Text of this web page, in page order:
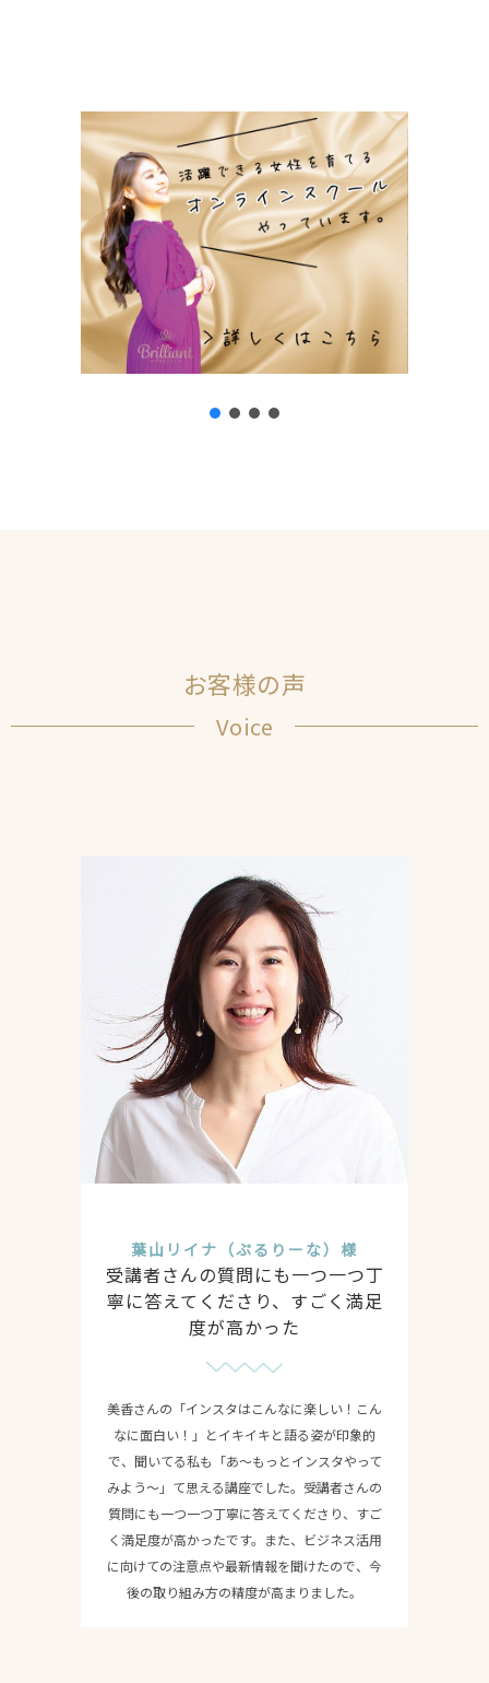
お客様の声
Voice
葉山リイナ（ぷるりーな）様
受講者さんの質問にも一つ一つ丁
寧に答えてくださり、すごく満足
度が高かった
美香さんの「インスタはこんなに楽しい！こん
なに面白い！」とイキイキと語る姿が印象的
で、聞いてる私も「あ〜もっとインスタやって
みよう〜」て思える講座でした。受講者さんの
質問にも一つ一つ丁寧に答えてくださり、すご
く満足度が高かったです。また、ビジネス活用
に向けての注意点や最新情報を聞けたので、今
後の取り組み方の精度が高まりました。